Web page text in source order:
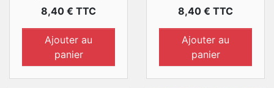
Prix
8,40 € TTC
Ajouter au
panier
Prix
8,40 € TTC
Ajouter au
panier